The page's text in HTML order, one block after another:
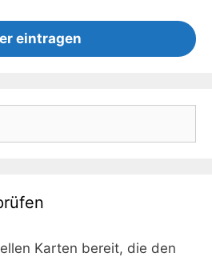
eintragen
Karten bereit, die den